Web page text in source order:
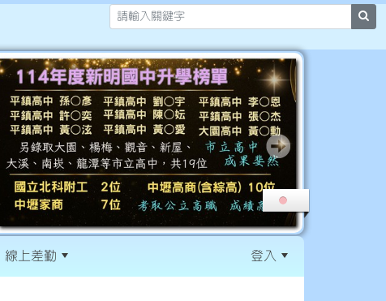
線上差勤 登入